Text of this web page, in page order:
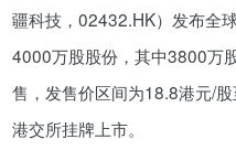
年入百万，也不一定能看懂“
疆科技，02432.HK）发布全
4000万股股份，其中3800万
售，发售价区间为18.8港元/
港交所挂牌上市。